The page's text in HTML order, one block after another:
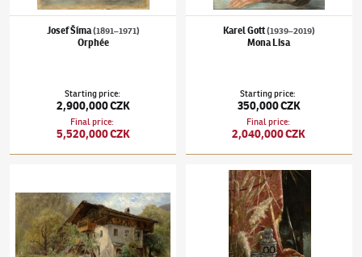
Josef Šíma(1891–1971)
Orphée
Starting price:
2,900,000 CZK
Final price:
5,520,000 CZK
Karel Gott(1939–2019)
Mona Lisa
Starting price:
350,000 CZK
Final price:
2,040,000 CZK
Alfons Mucha(1860–1939)Still Life with